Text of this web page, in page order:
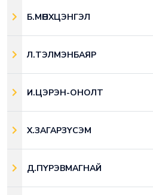
Б.МӨНХЦЭНГЭЛ
Л.ТЭЛМЭНБАЯР
И.ЦЭРЭН-ОНОЛТ
Х.ЗАГАРЗҮСЭМ
Д.ПҮРЭВМАГНАЙ